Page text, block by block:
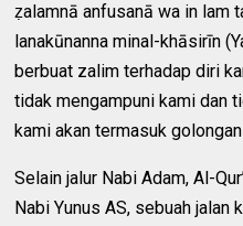
ẓalamnā anfusanā wa in lam
lanakūnanna minal-khāsirīn
berbuat zalim terhadap diri
tidak mengampuni kami dan
kami akan termasuk
Selain jalur Nabi Adam, Al-
Nabi Yunus AS, sebuah jalan